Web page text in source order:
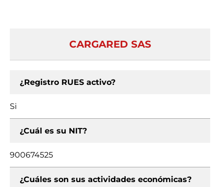
CARGARED SAS
¿Registro RUES activo?
Si
¿Cuál es su NIT?
900674525
¿Cuáles son sus actividades económicas?